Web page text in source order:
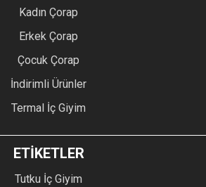
Kadın Çorap
Erkek Çorap
Çocuk Çorap
İndirimli Ürünler
Termal İç Giyim
ETİKETLER
Tutku İç Giyim